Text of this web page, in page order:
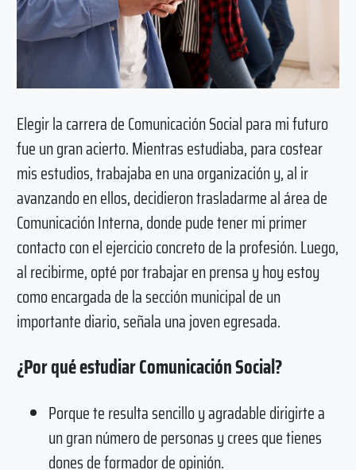
Elegir la carrera de Comunicación Social para mi futuro
fue un gran acierto. Mientras estudiaba, para costear
mis estudios, trabajaba en una organización y, al ir
avanzando en ellos, decidieron trasladarme al área de
Comunicación Interna, donde pude tener mi primer
contacto con el ejercicio concreto de la profesión. Luego,
al recibirme, opté por trabajar en prensa y hoy estoy
como encargada de la sección municipal de un
importante diario, señala una joven egresada.
¿Por qué estudiar Comunicación Social?
Porque te resulta sencillo y agradable dirigirte a
un gran número de personas y crees que tienes
dones de formador de opinión.